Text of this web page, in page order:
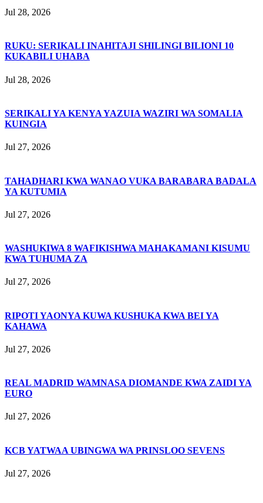
Jul 28, 2026
RUKU: SERIKALI INAHITAJI SHILINGI BILIONI 10
KUKABILI UHABA
Jul 28, 2026
SERIKALI YA KENYA YAZUIA WAZIRI WA SOMALIA
KUINGIA
Jul 27, 2026
TAHADHARI KWA WANAO VUKA BARABARA BADALA
YA KUTUMIA
Jul 27, 2026
WASHUKIWA 8 WAFIKISHWA MAHAKAMANI KISUMU
KWA TUHUMA ZA
Jul 27, 2026
RIPOTI YAONYA KUWA KUSHUKA KWA BEI YA
KAHAWA
Jul 27, 2026
REAL MADRID WAMNASA DIOMANDE KWA ZAIDI YA
EURO
Jul 27, 2026
KCB YATWAA UBINGWA WA PRINSLOO SEVENS
Jul 27, 2026